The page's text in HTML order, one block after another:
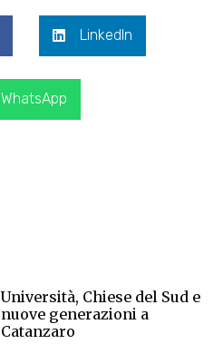
LinkedIn
WhatsApp
Università, Chiese del Sud e
nuove generazioni a
Catanzaro